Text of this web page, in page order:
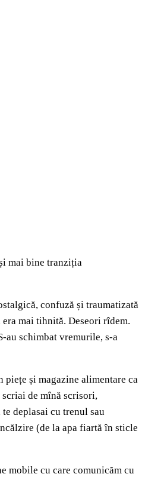
mai bine tranziția
confuză și traumatizată
mai tihnită. Deseori rîdem.
au schimbat vremurile, s-a
și magazine alimentare ca
scriai de mînă scrisori,
deplasai cu trenul sau
(de la apa fiartă în sticle
mobile cu care comunicăm cu